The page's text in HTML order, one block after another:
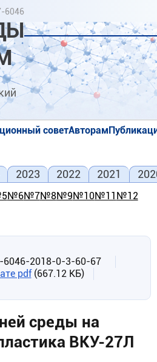
6046Поиск
советАвторам
2023 2022 2021
№6№7№8№9№10№11 №12
6046-2018-0-3-60-67
pdf (667.12 КБ)
среды на
ВКУ-27Л